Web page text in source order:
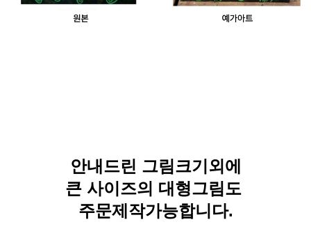
안내드린 그림크기외에
큰 사이즈의 대형그림도
주문제작가능합니다.